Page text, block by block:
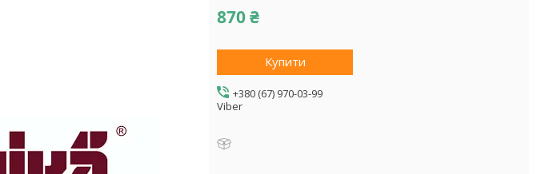
870 ₴
Купити
+380 (67) 970-03-99
Viber